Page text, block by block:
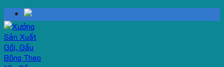
Skip
to
content